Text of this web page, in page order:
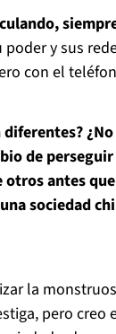
y sus
con el
diferentes?
de perseguir
antes
sociedad
la
pero